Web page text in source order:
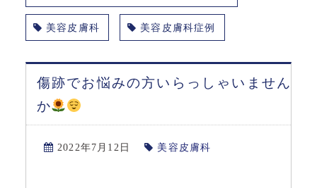
美容皮膚科 美容皮膚科症例
傷跡でお悩みの方いらっしゃいません
か
2022年7月12日 美容皮膚科